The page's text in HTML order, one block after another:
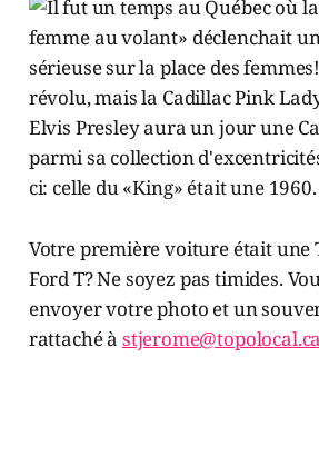
Votre première voiture était une
Ford T? Ne soyez pas timides.
envoyer votre photo et un
rattaché à stjerome@topolocal.ca